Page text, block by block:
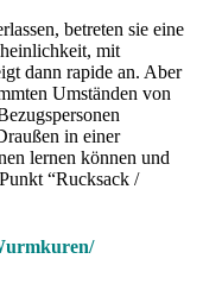
betreten sie eine
mit
dann rapide an. Aber
Umständen von
in einer
lernen können und
“Rucksack /